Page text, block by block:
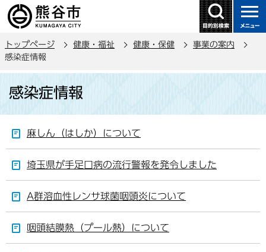
の
ー
トップページ 健康・福祉 健康・保健
事業の案内
感染症情報
感染症情報
麻しん（はしか）について
埼玉県が手足口病の流行警報を発令しました
A群溶血性レンサ球菌咽頭炎について
咽頭結膜熱（プール熱）について